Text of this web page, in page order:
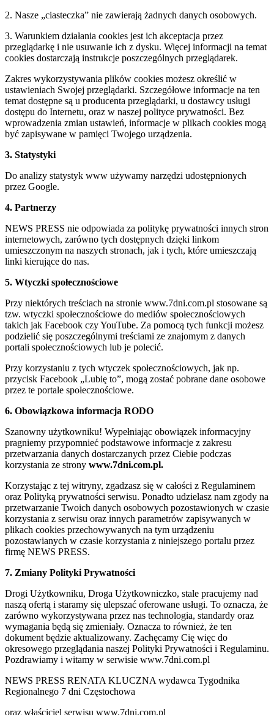
2. Nasze „ciasteczka” nie zawierają żadnych danych osobowych.
3. Warunkiem działania cookies jest ich akceptacja przez
przeglądarkę i nie usuwanie ich z dysku. Więcej informacji na temat
cookies dostarczają instrukcje poszczególnych przeglądarek.
Zakres wykorzystywania plików cookies możesz określić w
ustawieniach Swojej przeglądarki. Szczegółowe informacje na ten
temat dostępne są u producenta przeglądarki, u dostawcy usługi
dostępu do Internetu, oraz w naszej polityce prywatności. Bez
wprowadzenia zmian ustawień, informacje w plikach cookies mogą
być zapisywane w pamięci Twojego urządzenia.
3. Statystyki
Do analizy statystyk www używamy narzędzi udostępnionych
przez Google.
4. Partnerzy
NEWS PRESS nie odpowiada za politykę prywatności innych stron
internetowych, zarówno tych dostępnych dzięki linkom
umieszczonym na naszych stronach, jak i tych, które umieszczają
linki kierujące do nas.
5. Wtyczki społecznościowe
Przy niektórych treściach na stronie www.7dni.com.pl stosowane są
tzw. wtyczki społecznościowe do mediów społecznościowych
takich jak Facebook czy YouTube. Za pomocą tych funkcji możesz
podzielić się poszczególnymi treściami ze znajomym z danych
portali społecznościowych lub je polecić.
Przy korzystaniu z tych wtyczek społecznościowych, jak np.
przycisk Facebook „Lubię to”, mogą zostać pobrane dane osobowe
przez te portale społecznościowe.
6. Obowiązkowa informacja RODO
Szanowny użytkowniku! Wypełniając obowiązek informacyjny
pragniemy przypomnieć podstawowe informacje z zakresu
przetwarzania danych dostarczanych przez Ciebie podczas
korzystania ze strony www.7dni.com.pl.
Korzystając z tej witryny, zgadzasz się w całości z Regulaminem
oraz Polityką prywatności serwisu. Ponadto udzielasz nam zgody na
przetwarzanie Twoich danych osobowych pozostawionych w czasie
korzystania z serwisu oraz innych parametrów zapisywanych w
plikach cookies przechowywanych na tym urządzeniu
pozostawianych w czasie korzystania z niniejszego portalu przez
firmę NEWS PRESS.
7. Zmiany Polityki Prywatności
Drogi Użytkowniku, Droga Użytkowniczko, stale pracujemy nad
naszą ofertą i staramy się ulepszać oferowane usługi. To oznacza, że
zarówno wykorzystywana przez nas technologia, standardy oraz
wymagania będą się zmieniały. Oznacza to również, że ten
dokument będzie aktualizowany. Zachęcamy Cię więc do
okresowego przeglądania naszej Polityki Prywatności i Regulaminu.
Pozdrawiamy i witamy w serwisie www.7dni.com.pl
NEWS PRESS RENATA KLUCZNA wydawca Tygodnika
Regionalnego 7 dni Częstochowa
oraz właściciel serwisu www.7dni.com.pl